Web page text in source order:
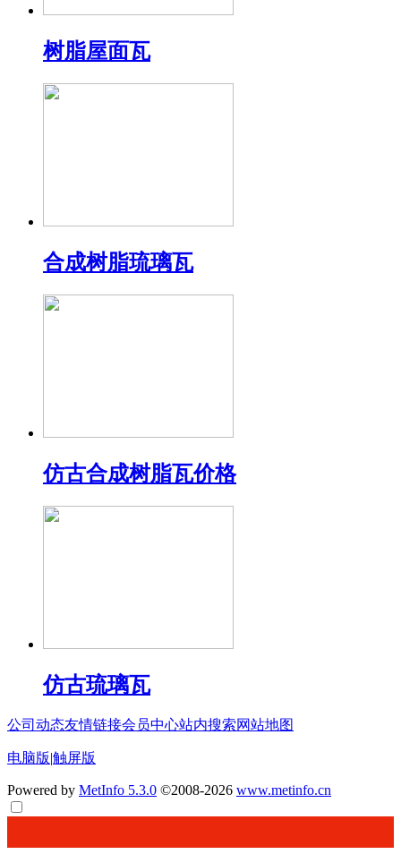
树脂屋面瓦
合成树脂琉璃瓦
仿古合成树脂瓦价格
仿古琉璃瓦
公司动态友情链接会员中心站内搜索网站地图
电脑版 触屏版
Powered by MetInfo 5.3.0 ©2008-2026 www.metinfo.cn